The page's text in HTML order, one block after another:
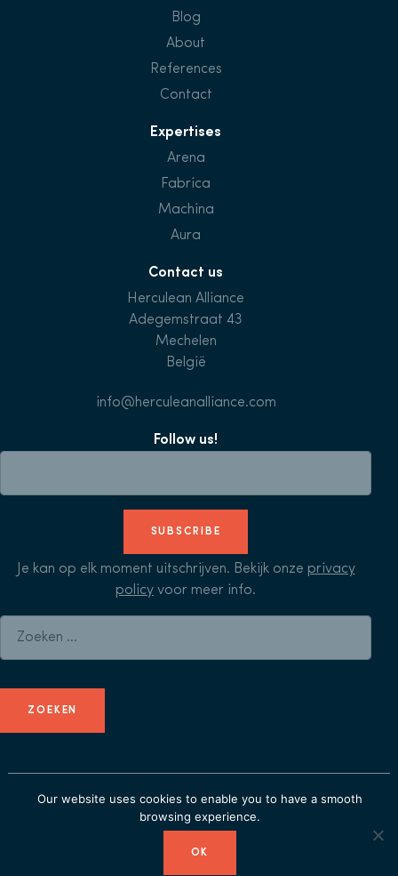
Blog
About
References
Contact
Expertises
Arena
Fabrica
Machina
Aura
Contact us
Herculean Alliance
Adegemstraat 43
Mechelen
België
info@herculeanalliance.com
Follow us!
SUBSCRIBE
Je kan op elk moment uitschrijven. Bekijk onze privacy
policy voor meer info.
© Herculean Alliance - Member of Duval Union -privacy
policy
Our website uses cookies to enable you to have a smooth
browsing experience.
OK